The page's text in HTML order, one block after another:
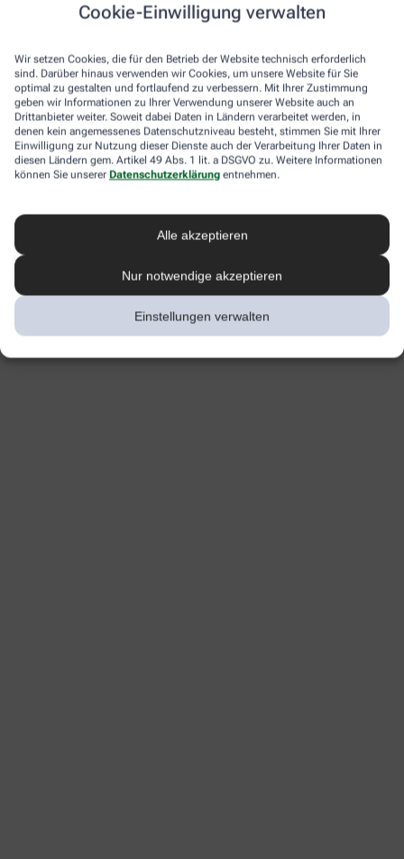
Cookie-Einwilligung verwalten
Wir setzen Cookies, die für den Betrieb der Website technisch erforderlich
sind. Darüber hinaus verwenden wir Cookies, um unsere Website für Sie
optimal zu gestalten und fortlaufend zu verbessern. Mit Ihrer Zustimmung
geben wir Informationen zu Ihrer Verwendung unserer Website auch an
Drittanbieter weiter. Soweit dabei Daten in Ländern verarbeitet werden, in
denen kein angemessenes Datenschutzniveau besteht, stimmen Sie mit Ihrer
Einwilligung zur Nutzung dieser Dienste auch der Verarbeitung Ihrer Daten in
diesen Ländern gem. Artikel 49 Abs. 1 lit. a DSGVO zu. Weitere Informationen
können Sie unserer Datenschutzerklärung entnehmen.
Alle akzeptieren
Nur notwendige akzeptieren
Einstellungen verwalten